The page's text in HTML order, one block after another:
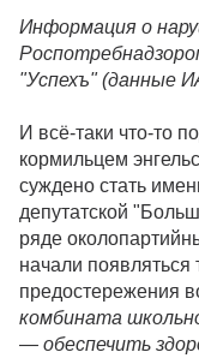
Информация о
"Успехъ" (данные
И всё-таки что-то
кормильцем
суждено стать
депутатской
ряде
начали появляться
предостережения
комбината
— обеспечить